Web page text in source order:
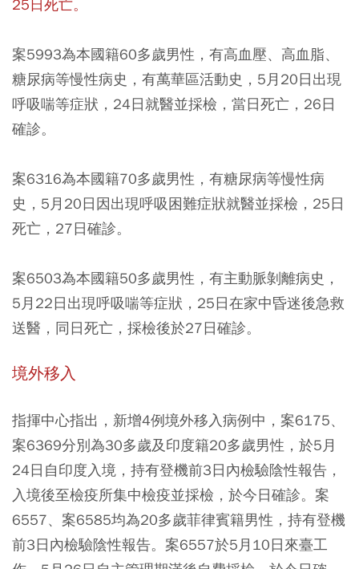
25日死亡。
案5993為本國籍60多歲男性，有高血壓、高血脂、
糖尿病等慢性病史， 有萬華區活動史 ，5月20日出現
呼吸喘等症狀，24日就醫並採檢，當日死亡，26日
確診。
案6316為本國籍70多歲男性，有糖尿病等慢性病
史，5月20日因出現呼吸困難症狀就醫並採檢，25日
死亡，27日確診。
案6503為本國籍50多歲男性，有主動脈剝離病史，
5月22日出現呼吸喘等症狀，25日在家中昏迷後急救
送醫，同日死亡，採檢後於27日確診。
境外移入
指揮中心指出，新增4例境外移入病例中，案6175、
案6369分別為30多歲及印度籍20多歲男性，於5月
24日自印度入境，持有登機前3日內檢驗陰性報告，
入境後至檢疫所集中檢疫並採檢，於今日確診。案
6557、案6585均為20多歲菲律賓籍男性，持有登機
前3日內檢驗陰性報告。案6557於5月10日來臺工